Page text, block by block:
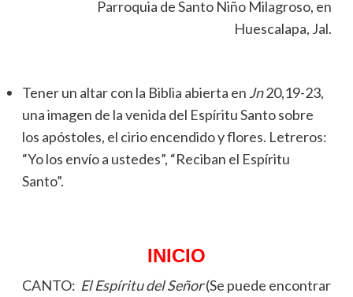
Parroquia de Santo Niño Milagroso, en
Huescalapa, Jal.
Tener un altar con la Biblia abierta en Jn20,19-23,
una imagen de la venida del Espíritu Santo sobre
los apóstoles, el cirio encendido y flores. Letreros:
“Yo los envío a ustedes”, “Reciban el Espíritu
Santo”.
INICIO
CANTO: El Espíritu del Señor(Se puede encontrar